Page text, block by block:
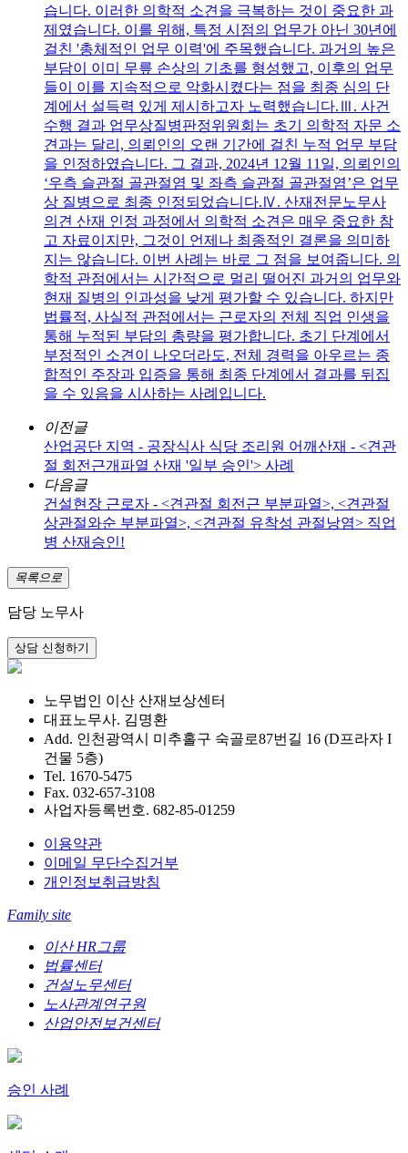
습니다. 이러한 의학적 소견을 극복하는 것이 중요한 과
제였습니다. 이를 위해, 특정 시점의 업무가 아닌 30년에
걸친 '총체적인 업무 이력'에 주목했습니다. 과거의 높은
부담이 이미 무릎 손상의 기초를 형성했고, 이후의 업무
들이 이를 지속적으로 악화시켰다는 점을 최종 심의 단
계에서 설득력 있게 제시하고자 노력했습니다.Ⅲ. 사건
수행 결과 업무상질병판정위원회는 초기 의학적 자문 소
견과는 달리, 의뢰인의 오랜 기간에 걸친 누적 업무 부담
을 인정하였습니다. 그 결과, 2024년 12월 11일, 의뢰인의
‘우측 슬관절 골관절염 및 좌측 슬관절 골관절염’은 업무
상 질병으로 최종 인정되었습니다.Ⅳ. 산재전문노무사
의견 산재 인정 과정에서 의학적 소견은 매우 중요한 참
고 자료이지만, 그것이 언제나 최종적인 결론을 의미하
지는 않습니다. 이번 사례는 바로 그 점을 보여줍니다. 의
학적 관점에서는 시간적으로 멀리 떨어진 과거의 업무와
현재 질병의 인과성을 낮게 평가할 수 있습니다. 하지만
법률적, 사실적 관점에서는 근로자의 전체 직업 인생을
통해 누적된 부담의 총량을 평가합니다. 초기 단계에서
부정적인 소견이 나오더라도, 전체 경력을 아우르는 종
합적인 주장과 입증을 통해 최종 단계에서 결과를 뒤집
을 수 있음을 시사하는 사례입니다.
이전글
산업공단 지역 - 공장식사 식당 조리원 어깨산재 - <견관
절 회전근개파열 산재 '일부 승인'> 사례
다음글
건설현장 근로자 - <견관절 회전근 부분파열>, <견관절
상관절와순 부분파열>, <견관절 유착성 관절낭염> 직업
병 산재승인!
목록으로
담당 노무사
노무법인 이산 산재보상센터
대표노무사. 김명환
Add. 인천광역시 미추홀구 숙골로87번길 16 (D프라자 I
건물 5층)
Tel. 1670-5475
Fax. 032-657-3108
사업자등록번호. 682-85-01259
이용약관
이메일 무단수집거부
개인정보취급방침
Family site
이산 HR그룹
법률센터
건설노무센터
노사관계연구원
산업안전보건센터
승인 사례